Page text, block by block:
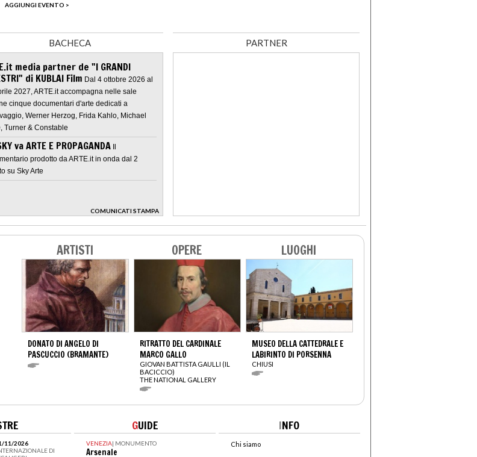
AGGIUNGI EVENTO >
BACHECA
media partner de "I GRANDI
di KUBLAI Film Dal 4 ottobre 2026 al
2027, ARTE.it accompagna nelle sale
cinque documentari d'arte dedicati a
Werner Herzog, Frida Kahlo, Michael
Turner & Constable
va ARTE E PROPAGANDA Il
prodotto da ARTE.it in onda dal 2
su Sky Arte
COMUNICATI STAMPA
>
PARTNER
ARTISTI
DONATO DI ANGELO DI
PASCUCCIO (BRAMANTE)
OPERE
RITRATTO DEL CARDINALE
MARCO GALLO
GIOVAN BATTISTA GAULLI (IL
BACICCIO)
THE NATIONAL GALLERY
LUOGHI
MUSEO DELLA CATTEDRALE E
LABIRINTO DI PORSENNA
CHIUSI
11/2026
DI
GUIDE
VENEZIA| MONUMENTO
Arsenale
INFO
Chi siamo